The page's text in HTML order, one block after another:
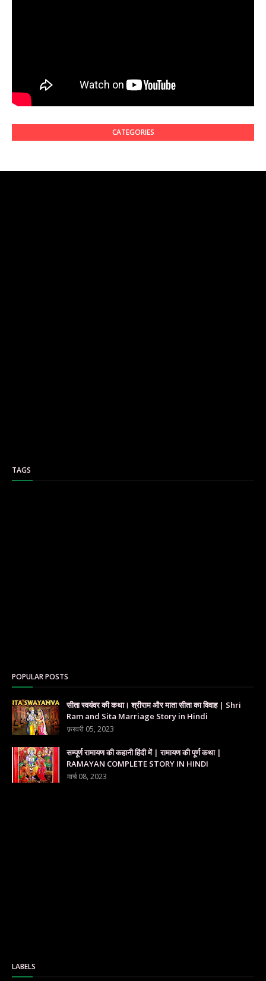
CATEGORIES
TAGS
POPULAR POSTS
सीता स्वयंवर की कथा। श्रीराम और माता सीता का विवाह | Shri
Ram and Sita Marriage Story in Hindi
फ़रवरी 05, 2023
सम्पूर्ण रामायण की कहानी हिंदी में | रामायण की पूर्ण कथा |
RAMAYAN COMPLETE STORY IN HINDI
मार्च 08, 2023
LABELS